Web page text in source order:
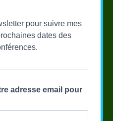
pour suivre mes
dates des
adresse email pour